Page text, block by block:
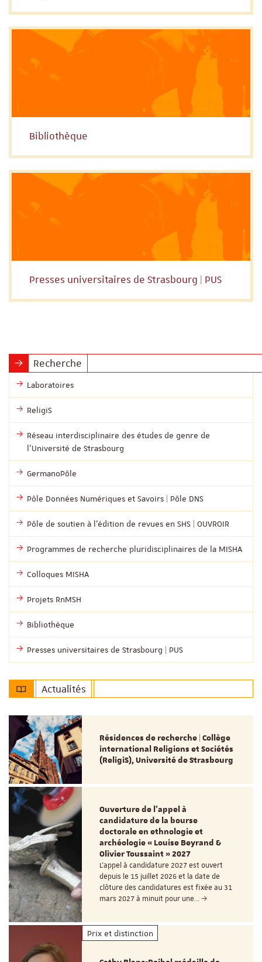
Bibliothèque
Presses universitaires de Strasbourg | PUS
Recherche
Laboratoires
ReligiS
Réseau interdisciplinaire des études de genre de
l’Université de Strasbourg
GermanoPôle
Pôle Données Numériques et Savoirs | Pôle DNS
Pôle de soutien à l’édition de revues en SHS | OUVROIR
Programmes de recherche pluridisciplinaires de la MISHA
Colloques MISHA
Projets RnMSH
Bibliothèque
Presses universitaires de Strasbourg | PUS
Actualités
Résidences de recherche | Collège
international Religions et Sociétés
(ReligiS), Université de Strasbourg
Ouverture de l'appel à
candidature de la bourse
doctorale en ethnologie et
archéologie « Louise Beyrand &
Olivier Toussaint » 2027
L’appel à candidature 2027 est ouvert
depuis le 15 juillet 2026 et la date de
clôture des candidatures est fixée au 31
mars 2027 à minuit pour une…
Prix et distinction